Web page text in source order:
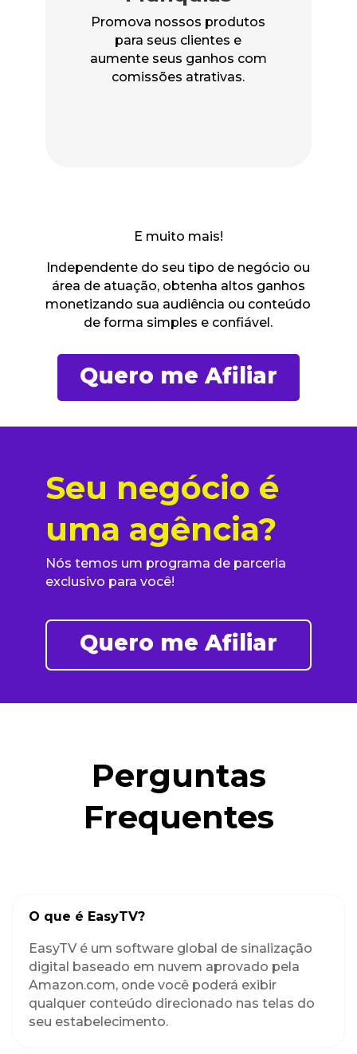
Promova nossos produtos
para seus clientes e
aumente seus ganhos com
comissões atrativas.
E muito mais!
Independente do seu tipo de negócio ou
área de atuação, obtenha altos ganhos
monetizando sua audiência ou conteúdo
de forma simples e confiável.
Quero me Afiliar
Seu negócio é
uma agência?
Nós temos um programa de parceria
exclusivo para você!
Quero me Afiliar
Perguntas
Frequentes
O que é EasyTV?
EasyTV é um software global de sinalização
digital baseado em nuvem aprovado pela
Amazon.com, onde você poderá exibir
qualquer conteúdo direcionado nas telas do
seu estabelecimento.